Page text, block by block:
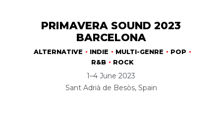
PRIMAVERA SOUND 2023
BARCELONA
ALTERNATIVE INDIE MULTI-GENRE
POP
R&B
ROCK
1–4 June 2023
Sant Adrià de Besòs, Spain